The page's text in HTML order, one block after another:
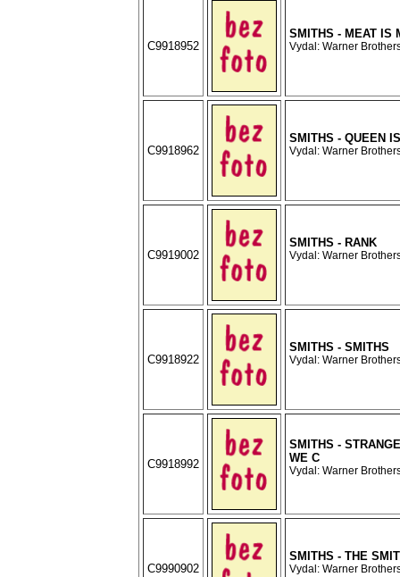
C9918952
SMITHS - MEAT IS
Vydal: Warner
C9918962
SMITHS - QUEEN
Vydal: Warner
C9919002
SMITHS - RANK
Vydal: Warner
C9918922
SMITHS - SMITHS
Vydal: Warner
C9918992
SMITHS -
WE C
Vydal: Warner
C9990902
SMITHS - THE
Vydal: Warner